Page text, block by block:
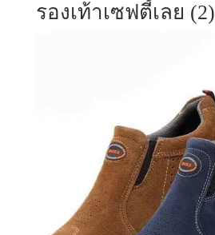
รองเท้าเซฟตี้เลย (2)